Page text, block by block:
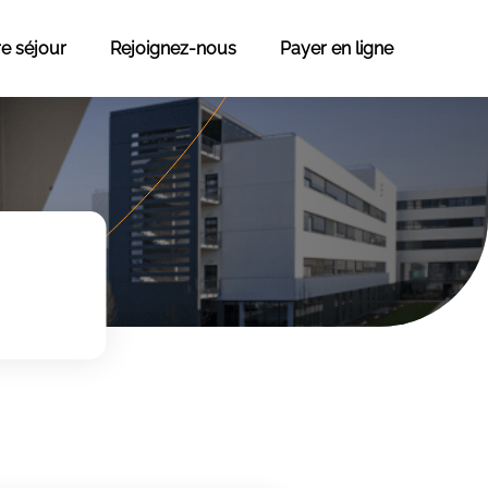
séjour Rejoignez-nous Payer en ligne